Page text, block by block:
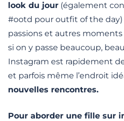
look du jour (également
#ootd pour outfit of the day)
passions et autres
si on y passe beaucoup,
Instagram est rapidement
et parfois même l’endroit
nouvelles rencontres.
Pour aborder une fille sur